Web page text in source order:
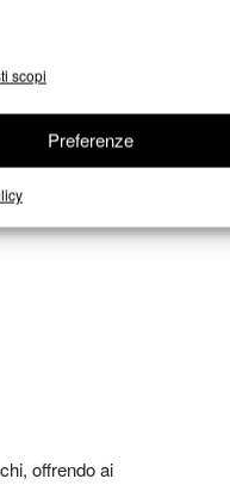
scopi
Preferenze
dove le
offrendo ai